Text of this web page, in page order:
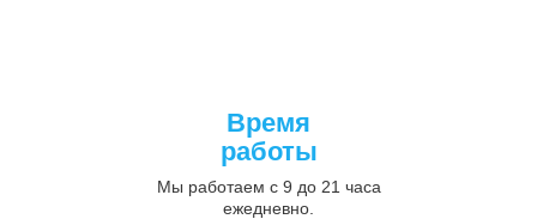
Время
работы
Мы работаем с 9 до 21 часа
ежедневно.